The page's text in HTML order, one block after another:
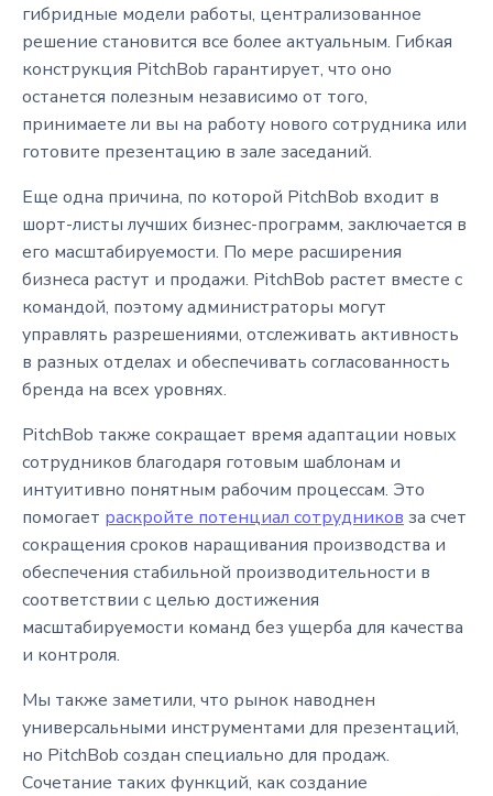
гибридные модели работы, централизованное
решение становится все более актуальным. Гибкая
конструкция PitchBob гарантирует, что оно
останется полезным независимо от того,
принимаете ли вы на работу нового сотрудника или
готовите презентацию в зале заседаний.
Еще одна причина, по которой PitchBob входит в
шорт-листы лучших бизнес-программ, заключается в
его масштабируемости. По мере расширения
бизнеса растут и продажи. PitchBob растет вместе с
командой, поэтому администраторы могут
управлять разрешениями, отслеживать активность
в разных отделах и обеспечивать согласованность
бренда на всех уровнях.
PitchBob также сокращает время адаптации новых
сотрудников благодаря готовым шаблонам и
интуитивно понятным рабочим процессам. Это
помогает раскройте потенциал сотрудников за счет
сокращения сроков наращивания производства и
обеспечения стабильной производительности в
соответствии с целью достижения
масштабируемости команд без ущерба для качества
и контроля.
Мы также заметили, что рынок наводнен
универсальными инструментами для презентаций,
но PitchBob создан специально для продаж.
Сочетание таких функций, как создание